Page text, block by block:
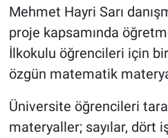
Mehmet Hayri Sarı
proje kapsamında
İlkokulu öğrencileri için
özgün matematik
Üniversite öğrencileri
materyaller; sayılar, dört
Genel
Asayiş
Politika